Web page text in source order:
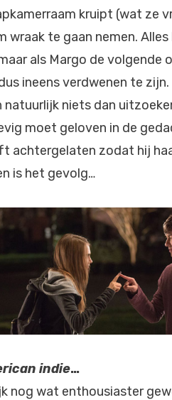
kruipt (wat ze
wraak te gaan nemen.
als Margo de volgende
ineens verdwenen te zijn.
natuurlijk niets dan
moet geloven in de
achtergelaten zodat hij
is het gevolg…
indie…
nog wat enthousiaster